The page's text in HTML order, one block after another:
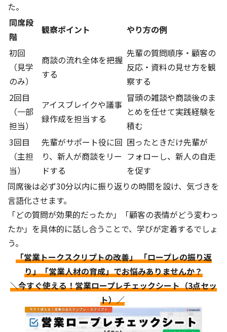
た。
同席段
階
観察ポイント
やり方の例
初回
（見学
のみ）
商談の流れ全体を把握
する
先輩の質問順序・顧客の
反応・資料の見せ方を観
察する
2回目
（一部
担当）
アイスブレイクや議事
録作成を担当する
冒頭の雑談や商談後のま
とめを任せて実践経験を
積む
3回目
（主担
当）
先輩がサポート役に回
り、新人が商談をリー
ドする
困ったときだけ先輩が
フォローし、新人の自走
を促す
同席後は必ず30分以内に振り返りの時間を設け、気づきを
言語化させます。
「どの質問が効果的だったか」「顧客の表情がどう変わっ
たか」を具体的に話し合うことで、学びが定着するでしょ
う。
「営業トークスクリプトの改善」 「ロープレの振り返
り」「営業人材の育成」でお悩みありませんか？
＼今すぐ使える！営業ロープレチェックシート（3点セッ
ト）／